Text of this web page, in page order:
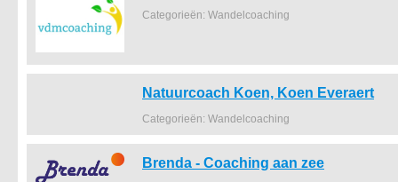
Categorieën: Wandelcoaching
Natuurcoach Koen, Koen Everaert
Categorieën: Wandelcoaching
Brenda - Coaching aan zee